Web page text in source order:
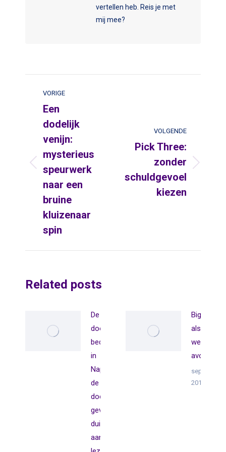
vertellen heb. Reis je met
mij mee?
navigation
VORIGE
Vorige
Een
dodelijk
venijn:
mysterieus
speurwerk
naar een
bruine
kluizenaar
spin
VOLGENDE
Volgende
Pick Three:
zonder
schuldgevoel
kiezen
Related posts
De
dood
bedriegt
in
Napels:
de
doden
geven
duiding
aan de
Big
als een
september
2018